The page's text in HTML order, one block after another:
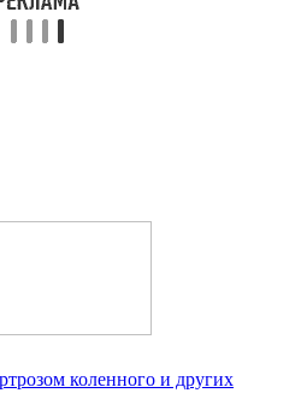
коленного и других